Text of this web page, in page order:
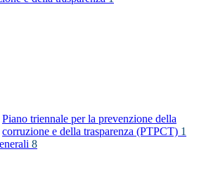
Piano triennale per la prevenzione della
corruzione e della trasparenza (PTPCT) 1
8